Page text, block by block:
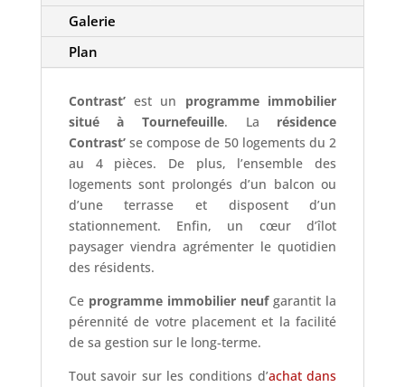
Galerie
Plan
Contrast’est un programme immobilier
situé à Tournefeuille. La résidence
Contrast’se compose de 50 logements du 2
au 4 pièces. De plus, l’ensemble des
logements sont prolongés d’un balcon ou
d’une terrasse et disposent d’un
stationnement. Enfin, un cœur d’îlot
paysager viendra agrémenter le quotidien
des résidents.
Ce programme immobilier neufgarantit la
pérennité de votre placement et la facilité
de sa gestion sur le long-terme.
Tout savoir sur les conditions d’achat dans